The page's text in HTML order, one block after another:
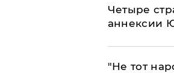
Четыре
аннексии
​"Не тот